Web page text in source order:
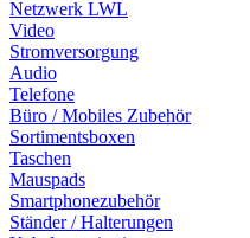
Netzwerk LWL
Video
Stromversorgung
Audio
Telefone
Büro / Mobiles Zubehör
Sortimentsboxen
Taschen
Mauspads
Smartphonezubehör
Ständer / Halterungen